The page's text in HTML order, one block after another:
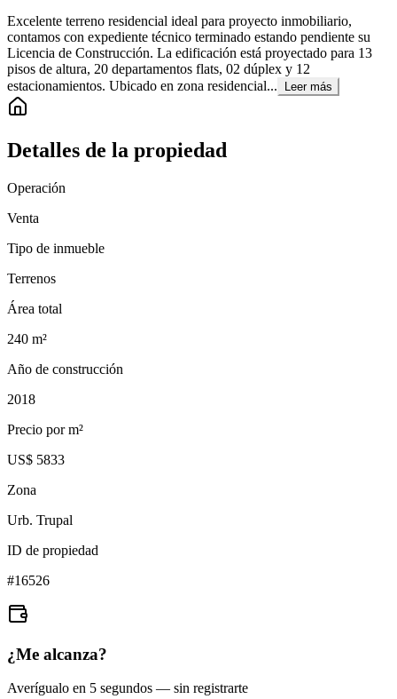
Excelente terreno residencial ideal para proyecto inmobiliario,
contamos con expediente técnico terminado estando pendiente su
Licencia de Construcción. La edificación está proyectado para 13
pisos de altura, 20 departamentos flats, 02 dúplex y 12
estacionamientos. Ubicado en zona residencial...
Leer más
Detalles de la propiedad
Operación
Venta
Tipo de inmueble
Terrenos
Área total
240 m²
Año de construcción
2018
Precio por m²
US$ 5833
Zona
Urb. Trupal
ID de propiedad
#16526
¿Me alcanza?
Averígualo en 5 segundos — sin registrarte